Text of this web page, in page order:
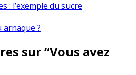
: l’exemple du sucre
?
sur “Vous avez